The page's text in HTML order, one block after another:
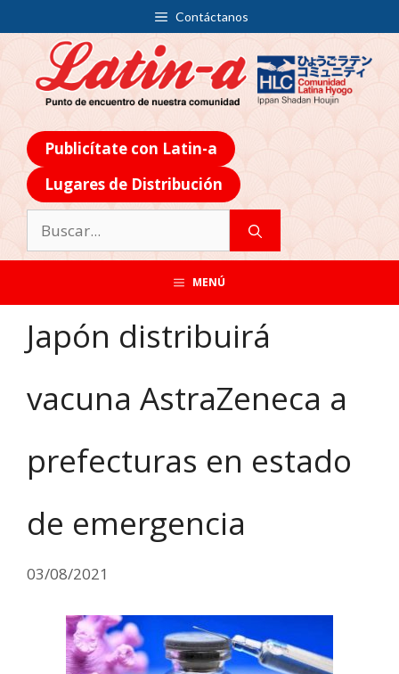
Contáctanos
Publicítate con Latin-a
Lugares de Distribución
MENÚ
Japón distribuirá
vacuna AstraZeneca a
prefecturas en estado
de emergencia
03/08/2021